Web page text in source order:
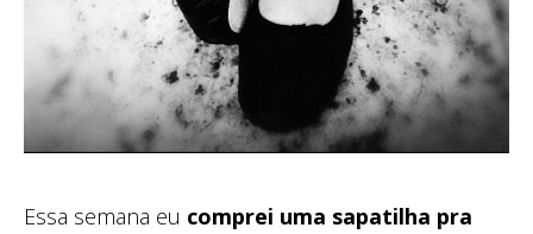
Essa semana eu comprei uma sapatilha pra